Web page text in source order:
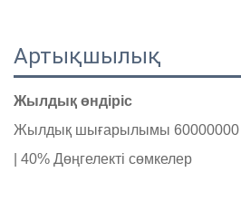
Артықшылық
Жылдық өндіріс
Жылдық шығарылымы
40% Дөңгелекті сөмкелер